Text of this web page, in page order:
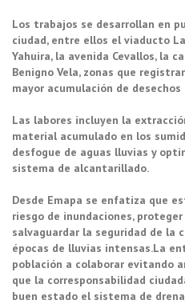
Los trabajos se desarrollan en
ciudad, entre ellos el viaducto
Yahuira, la avenida Cevallos, la
Benigno Vela, zonas que
mayor acumulación de
Las labores incluyen la
material acumulado en los
desfogue de aguas lluvias y
sistema de alcantarillado.
Desde Emapa se enfatiza que
riesgo de inundaciones,
salvaguardar la seguridad de la
épocas de lluvias intensas.La
población a colaborar evitando
que la corresponsabilidad
buen estado el sistema de